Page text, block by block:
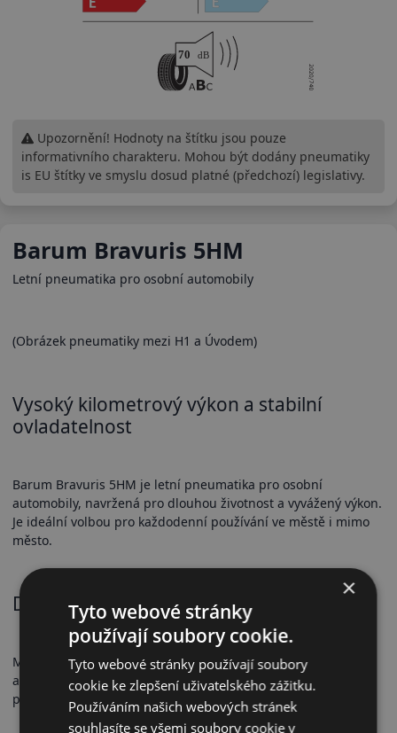
Barum Bravuris 5HM
Letní pneumatika pro osobní automobily
(Obrázek pneumatiky mezi H1 a Úvodem)
Vysoký kilometrový výkon a stabilní
ovladatelnost
Barum Bravuris 5HM je letní pneumatika pro osobní
automobily, navržená pro dlouhou životnost a vyvážený výkon.
Je ideální volbou pro každodenní používání ve městě i mimo
město.
Dezén a přilnavost
Moderní dezén zajišťuje účinný odvod vody a snižuje riziko
aquaplaningu. Speciální gumová směs poskytuje stabilní
přilnavost na suché i mokré vozovce.
Upozornění! Hodnoty na štítku jsou pouze
informativního charakteru. Mohou být dodány pneumatiky
is EU štítky ve smyslu dosud platné (předchozí) legislativy.
×
Tyto webové stránky
používají soubory cookie.
Tyto webové stránky používají soubory
cookie ke zlepšení uživatelského zážitku.
Používáním našich webových stránek
souhlasíte se všemi soubory cookie v